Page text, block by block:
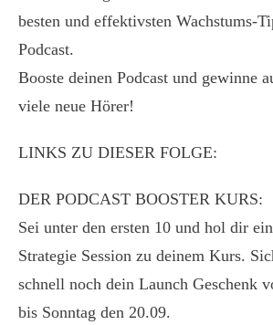
besten und effektivsten Wachstums-
Podcast.
Booste deinen Podcast und gewinne
viele neue Hörer!
LINKS ZU DIESER FOLGE:
DER PODCAST BOOSTER KURS:
Sei unter den ersten 10 und hol dir
Strategie Session zu deinem Kurs.
schnell noch dein Launch Geschenk
bis Sonntag den 20.09.